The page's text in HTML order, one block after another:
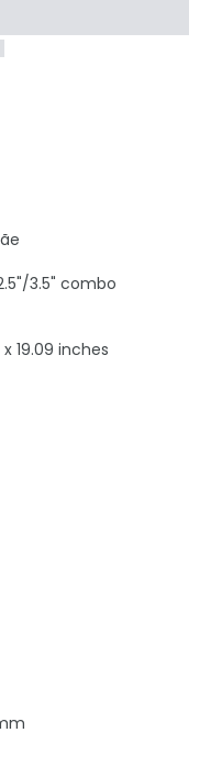
3.5" combo
19.09 inches